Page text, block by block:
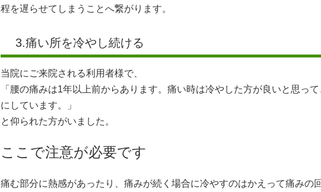
程を遅らせてしまうことへ繋がります。
3.痛い所を冷やし続ける
当院にご来院される利用者様で、
「腰の痛みは1年以上前からあります。痛い時は冷やした方が良いと思っ
にしています。」
と仰られた方がいました。
ここで注意が必要です
痛む部分に熱感があったり、痛みが続く場合に冷やすのはかえって痛みの